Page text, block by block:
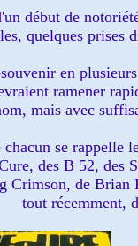
début de
quelques prises
en
ramener
mais avec
se rappelle
des B 52, des
Crimson, de Brian
tout récemment,